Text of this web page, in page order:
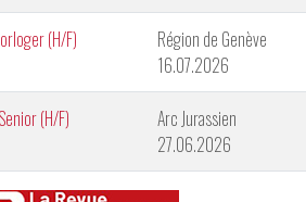
(H/F)
Région de Genève
16.07.2026
(H/F)
Arc Jurassien
27.06.2026